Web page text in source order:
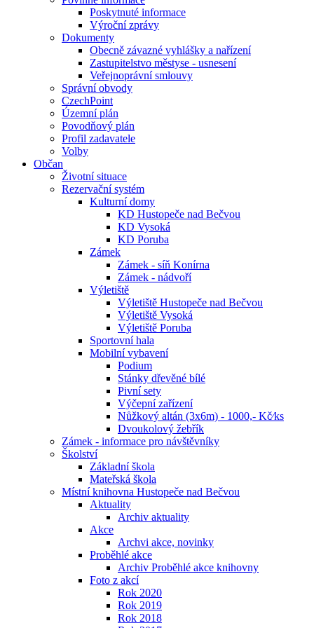
Poskytnuté informace
Výroční zprávy
Dokumenty
Obecně závazné vyhlášky a nařízení
Zastupitelstvo městyse - usnesení
Veřejnoprávní smlouvy
Správní obvody
CzechPoint
Územní plán
Povodňový plán
Profil zadavatele
Volby
Občan
Životní situace
Rezervační systém
Kulturní domy
KD Hustopeče nad Bečvou
KD Vysoká
KD Poruba
Zámek
Zámek - síň Konírna
Zámek - nádvoří
Výletiště
Výletiště Hustopeče nad Bečvou
Výletiště Vysoká
Výletiště Poruba
Sportovní hala
Mobilní vybavení
Podium
Stánky dřevěné bílé
Pivní sety
Výčepní zařízení
Nůžkový altán (3x6m) - 1000,- Kč⁄ks
Dvoukolový žebřík
Zámek - informace pro návštěvníky
Školství
Základní škola
Mateřská škola
Místní knihovna Hustopeče nad Bečvou
Aktuality
Archiv aktuality
Akce
Archvi akce, novinky
Proběhlé akce
Archiv Proběhlé akce knihovny
Foto z akcí
Rok 2020
Rok 2019
Rok 2018